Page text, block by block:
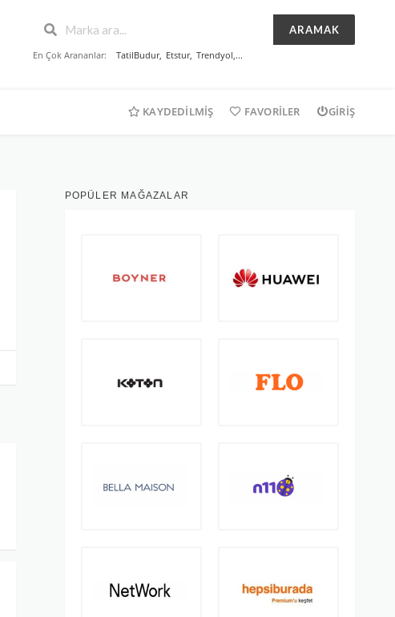
ARAMAK
En Çok Arananlar: TatilBudur, Etstur, Trendyol,...
KAYDEDILMIŞ FAVORILER GIRIŞ
POPÜLER MAĞAZALAR